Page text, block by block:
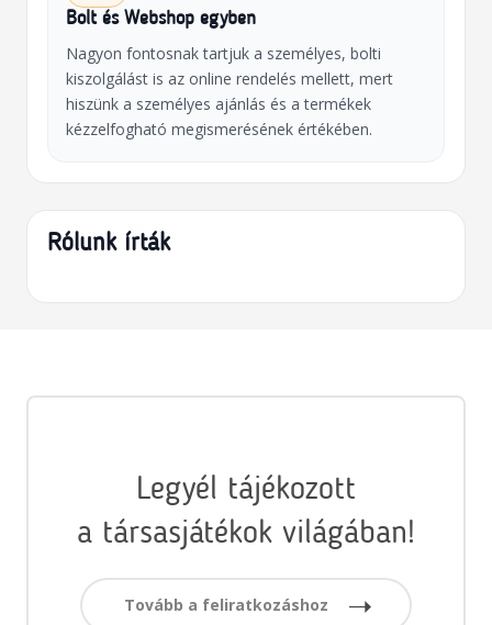
Bolt és Webshop egyben
Nagyon fontosnak tartjuk a személyes, bolti
kiszolgálást is az online rendelés mellett, mert
hiszünk a személyes ajánlás és a termékek
kézzelfogható megismerésének értékében.
Rólunk írták
Legyél tájékozott
a társasjátékok világában!
Tovább a feliratkozáshoz